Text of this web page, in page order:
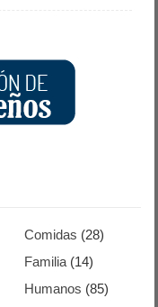
Comidas (28)
Familia(14)
Humanos (85)